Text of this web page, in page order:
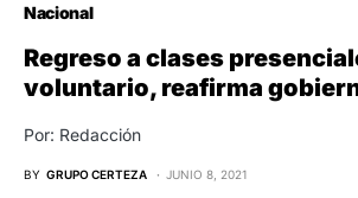
Nacional
Regreso a clases
voluntario, reafirma
Por: Redacción
BY GRUPO CERTEZA JUNIO 8, 2021